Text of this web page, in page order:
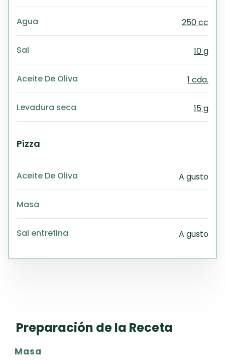
Agua 250 cc
Sal 10 g
Aceite De Oliva 1 cda.
Levadura seca 15 g
Pizza
Aceite De Oliva A gusto
Masa
Sal entrefina A gusto
Preparación de la Receta
Masa